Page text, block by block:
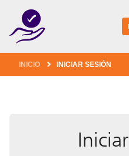
INICIO INICIAR SESIÓN